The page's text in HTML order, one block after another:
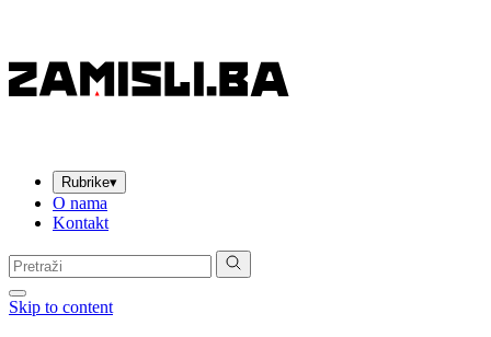
Rubrike▾
O nama
Kontakt
Pretraga:
Skip to content